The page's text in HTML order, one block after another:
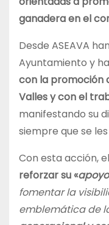
ganadera en el
Desde ASEAVA
Ayuntamiento y
con la promoción
Valles y con el
manifestando su
siempre que se
Con esta acción,
reforzar su «
fomentar la
emblemática de